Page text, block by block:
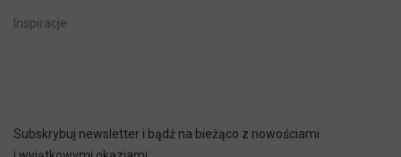
Inspiracje
Subskrybuj newsletter i bądź na bieżąco z nowościami